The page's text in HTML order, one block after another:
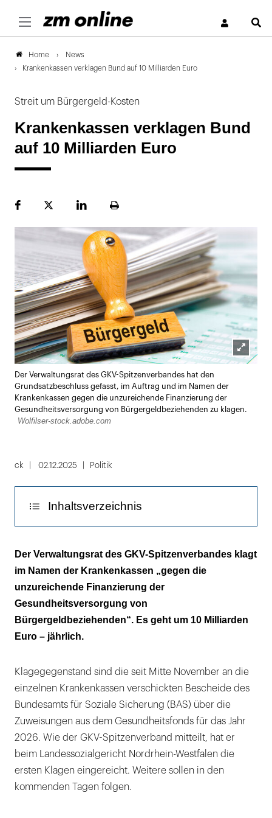
Home
News
Krankenkassen verklagen Bund auf 10 Milliarden Euro
Streit um Bürgergeld-Kosten
Krankenkassen verklagen Bund
auf 10 Milliarden Euro
FacebookPlattformLinekdInSeite
Lightbox
Der Verwaltungsrat des GKV-Spitzenverbandes hat den
Grundsatzbeschluss gefasst, im Auftrag und im Namen der
Krankenkassen gegen die unzureichende Finanzierung der
Gesundheitsversorgung von Bürgergeldbeziehenden zu klagen.
Wolfilser-stock.adobe.com
ck 02.12.2025 Politik
Inhaltsverzeichnis
„Ab jetzt rollt die Klagewelle und wir lassen
nicht locker!“
Der Verwaltungsrat des GKV-Spitzenverbandes klagt
im Namen der Krankenkassen „gegen die
unzureichende Finanzierung der
Gesundheitsversorgung von
Bürgergeldbeziehenden“. Es geht um 10 Milliarden
Euro – jährlich.
Klagegegenstand sind die seit Mitte November an die
einzelnen Krankenkassen verschickten Bescheide des
Bundesamts für Soziale Sicherung (BAS) über die
Zuweisungen aus dem Gesundheitsfonds für das Jahr
2026. Wie der GKV-Spitzenverband mitteilt, hat er
beim Landessozialgericht Nordrhein-Westfalen die
ersten Klagen eingereicht. Weitere sollen in den
kommenden Tagen folgen.